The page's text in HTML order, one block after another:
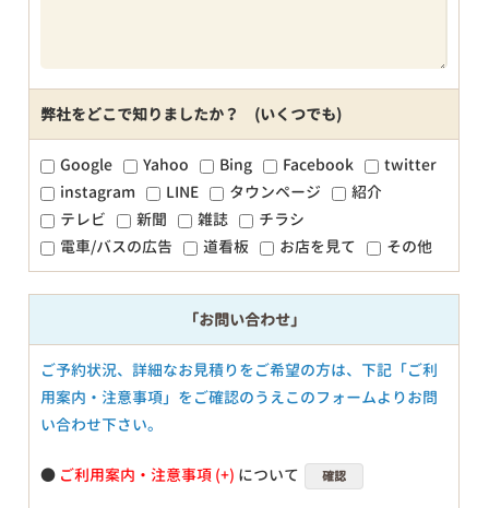
弊社をどこで知りましたか？ (いくつでも)
Google Yahoo Bing Facebook
twitter
instagram
LINE タウンページ
紹介
テレビ
新聞 雑誌
チラシ
電車/バスの広告
道看板 お店を見て その他
「お問い合わせ」
ご予約状況、詳細なお見積りをご希望の方は、下記「ご利
用案内・注意事項」をご確認のうえこのフォームよりお問
い合わせ下さい。
● ご利用案内・注意事項 について 確認